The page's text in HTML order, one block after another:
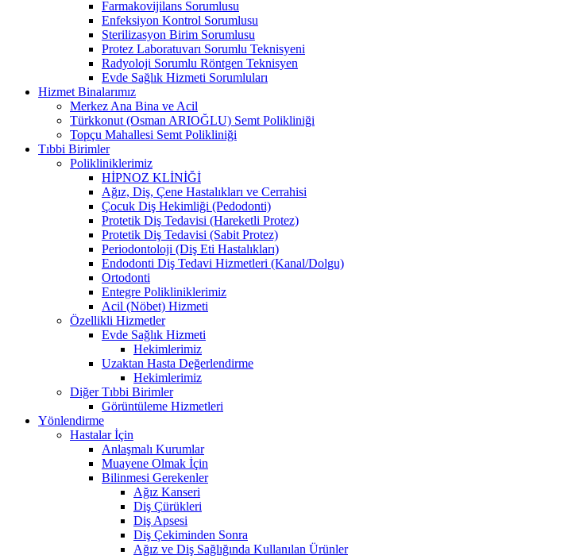
Farmakovijilans Sorumlusu
Enfeksiyon Kontrol Sorumlusu
Sterilizasyon Birim Sorumlusu
Protez Laboratuvarı Sorumlu Teknisyeni
Radyoloji Sorumlu Röntgen Teknisyen
Evde Sağlık Hizmeti Sorumluları
Hizmet Binalarımız
Merkez Ana Bina ve Acil
Türkkonut (Osman ARIOĞLU) Semt Polikliniği
Topçu Mahallesi Semt Polikliniği
Tıbbi Birimler
Polikliniklerimiz
HİPNOZ KLİNİĞİ
Ağız, Diş, Çene Hastalıkları ve Cerrahisi
Çocuk Diş Hekimliği (Pedodonti)
Protetik Diş Tedavisi (Hareketli Protez)
Protetik Diş Tedavisi (Sabit Protez)
Periodontoloji (Diş Eti Hastalıkları)
Endodonti Diş Tedavi Hizmetleri (Kanal/Dolgu)
Ortodonti
Entegre Polikliniklerimiz
Acil (Nöbet) Hizmeti
Özellikli Hizmetler
Evde Sağlık Hizmeti
Hekimlerimiz
Uzaktan Hasta Değerlendirme
Hekimlerimiz
Diğer Tıbbi Birimler
Görüntüleme Hizmetleri
Yönlendirme
Hastalar İçin
Anlaşmalı Kurumlar
Muayene Olmak İçin
Bilinmesi Gerekenler
Ağız Kanseri
Diş Çürükleri
Diş Apsesi
Diş Çekiminden Sonra
Ağız ve Diş Sağlığında Kullanılan Ürünler